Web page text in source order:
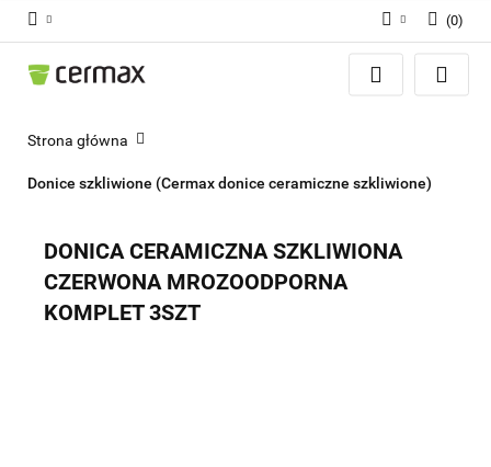
Zaloguj się
(0)
Strona główna
Donice szkliwione (Cermax donice ceramiczne szkliwione)
DONICA CERAMICZNA SZKLIWIONA
CZERWONA MROZOODPORNA
KOMPLET 3SZT